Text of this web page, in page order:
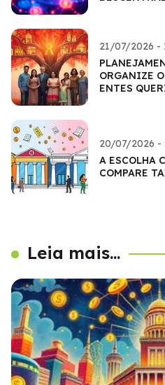
21/07/2026 -
ORGANIZE
ENTES
20/07/2026 -
A ESCOLHA
COMPARE
Leia mais...